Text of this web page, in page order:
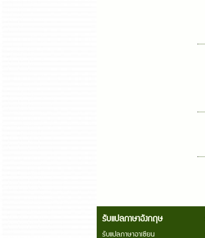
รับแปลภาษาอังกฤษ
รับแปลภาษาอาเซียน